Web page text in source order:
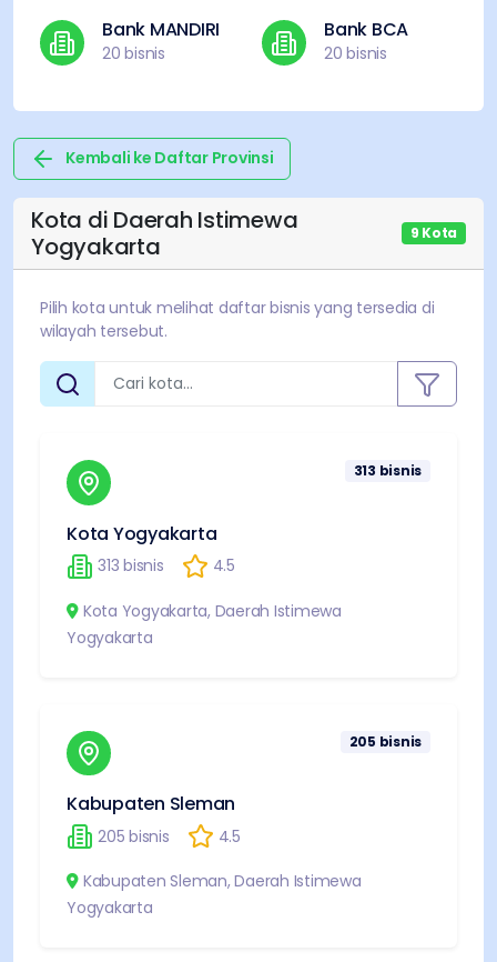
Bank MANDIRI
20 bisnis
Bank BCA
20 bisnis
Kembali ke Daftar Provinsi
Kota di Daerah Istimewa
Yogyakarta
9 Kota
Pilih kota untuk melihat daftar bisnis yang tersedia di
wilayah tersebut.
313 bisnis
Kota Yogyakarta
313 bisnis 4.5
Kota Yogyakarta, Daerah Istimewa
Yogyakarta
205 bisnis
Kabupaten Sleman
205 bisnis 4.5
Kabupaten Sleman,Daerah Istimewa
Yogyakarta